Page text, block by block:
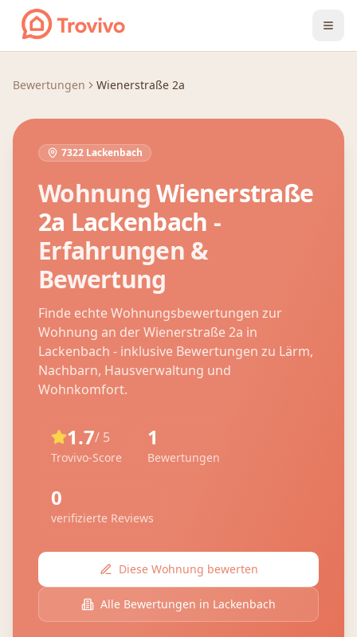
Zum Inhalt springen
Bewertungen Wienerstraße 2a
7322 Lackenbach
WohnungWienerstraße
2a Lackenbach -
Erfahrungen &
Bewertung
Finde echte Wohnungsbewertungen zur
Wohnung an derWienerstraße 2a in
Lackenbach - inklusive Bewertungen zu Lärm,
Nachbarn, Hausverwaltung und
Wohnkomfort.
1.7/ 5
Trovivo-Score
1
Bewertungen
0
verifizierte Reviews
Diese Wohnung bewerten
Alle Bewertungen in Lackenbach